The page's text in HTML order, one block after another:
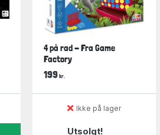
4 på rad - Fra Game
Factory
199kr.
Ikke på lager
Utsolgt!